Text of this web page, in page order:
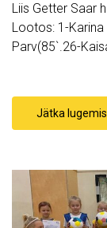
Liis Getter Saar
Lootos: 1-Karina
Parv(85`.26-
Jätka